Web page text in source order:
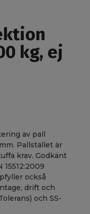
kg, ej
av pall
Pallstället är
krav. Godkänt
också
drift och
och SS-